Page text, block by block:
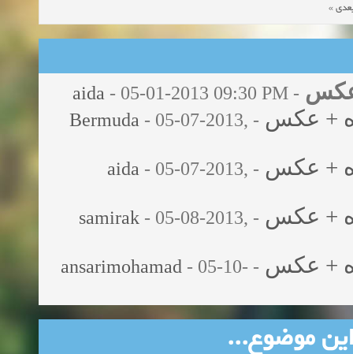
»
عکس -
aida - 05-01-2013 09:30 PM
-
Bermuda - 05-07-2013,
-
aida - 05-07-2013,
-
samirak - 05-08-2013,
-
ansarimohamad - 05-10-
موضوع...